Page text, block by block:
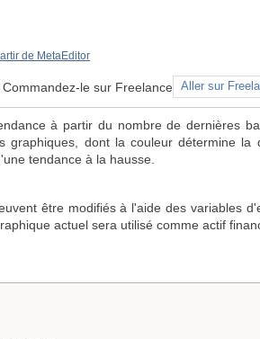
de MetaEditor
le sur Freelance Aller sur
à partir du nombre de dernières
dont la couleur détermine
tendance à la hausse.
être modifiés à l'aide des variables
actuel sera utilisé comme actif